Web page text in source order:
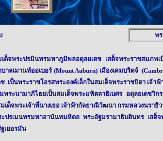
พ
ระปรมินทรมหาภูมิพลอดุลยเดช เสด็จพระราชสมภพเ
ลเมานท์ออเบอร์ (Mount Auburn) เมืองเคมบริดจ์
เป็นพระราชโอรสพระองค์เล็กในสมเด็จพระราชบิดา เจ้
มพระนามาภิไธยเป็นสมเด็จพระมหิตลาธิเบศร อดุลยเด
เด็จพระเจ้าพี่นางเธอ เจ้าฟ้ากัลยาณิวัฒนา กรมหลวงนร
ะปรเมนทรมหาอานันทมหิดล พระอัฐมรามาธิบดินทร เส
เยอรมัน